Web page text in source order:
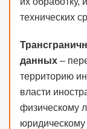
технических
данных –
территорию
власти
физическому
юридическому